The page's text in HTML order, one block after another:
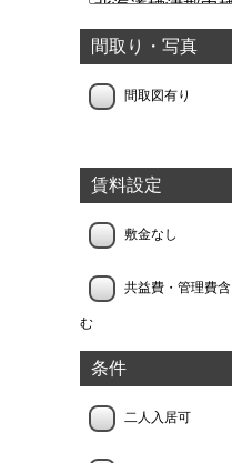
間取り・写真
間取図有り
賃料設定
敷金なし
共益費・管理費含
む
条件
二人入居可